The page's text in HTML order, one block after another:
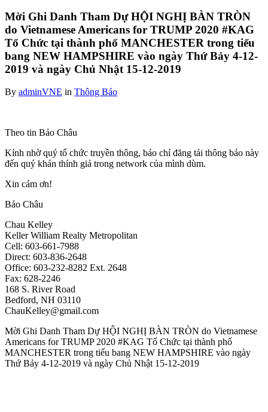
Mời Ghi Danh Tham Dự HỘI NGHỊ BÀN TRÒN
do Vietnamese Americans for TRUMP 2020 #KAG
Tổ Chức tại thành phố MANCHESTER trong tiểu
bang NEW HAMPSHIRE vào ngày Thứ Bảy 4-12-
2019 và ngày Chủ Nhật 15-12-2019
By adminVNE in Thông Báo
Theo tin Bảo Châu
Kính nhờ quý tổ chức truyền thông, báo chí đăng tải thông báo này
đến quý khán thính giả trong network của mình dùm.
Xin cám ơn!
Bảo Châu
Chau Kelley
Keller William Realty Metropolitan
Cell: 603-661-7988
Direct: 603-836-2648
Office: 603-232-8282 Ext. 2648
Fax: 628-2246
168 S. River Road
Bedford, NH 03110
ChauKelley@gmail.com
Mời Ghi Danh Tham Dự HỘI NGHỊ BÀN TRÒN do Vietnamese
Americans for TRUMP 2020 #KAG Tổ Chức tại thành phố
MANCHESTER trong tiểu bang NEW HAMPSHIRE vào ngày
Thứ Bảy 4-12-2019 và ngày Chủ Nhật 15-12-2019